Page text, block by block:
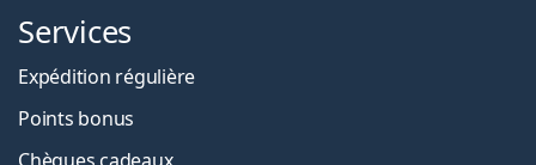
Services
Expédition régulière
Points bonus